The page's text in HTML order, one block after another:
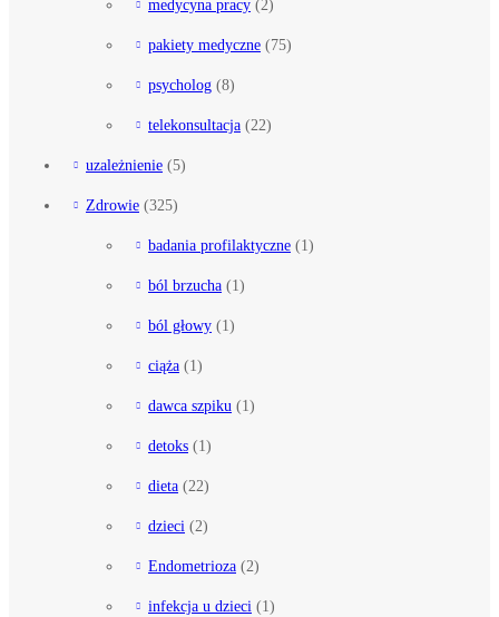
medycyna pracy (2)
pakiety medyczne (75)
psycholog (8)
telekonsultacja (22)
uzależnienie (5)
Zdrowie (325)
badania profilaktyczne (1)
ból brzucha (1)
ból głowy (1)
ciąża (1)
dawca szpiku (1)
detoks (1)
dieta (22)
dzieci (2)
Endometrioza (2)
infekcja u dzieci (1)